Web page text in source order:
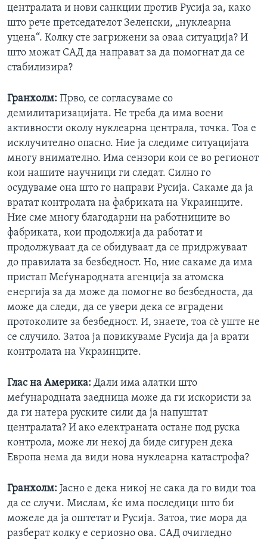
централата и нови санкции против Русија за, како
што рече претседателот Зеленски, „нуклеарна
уцена“. Колку сте загрижени за оваа ситуација? И
што можат САД да направат за да помогнат да се
стабилизира?
Гранхолм: Прво, се согласуваме со
демилитаризацијата. Не треба да има воени
активности околу нуклеарна централа, точка. Тоа е
исклучително опасно. Ние ја следиме ситуацијата
многу внимателно. Има сензори кои се во регионот
кои нашите научници ги следат. Силно го
осудуваме она што го направи Русија. Сакаме да ја
вратат контролата на фабриката на Украинците.
Ние сме многу благодарни на работниците во
фабриката, кои продолжија да работат и
продолжуваат да се обидуваат да се придржуваат
до правилата за безбедност. Но, ние сакаме да има
пристап Меѓународната агенција за атомска
енергија за да може да помогне во безбедноста, да
може да следи, да се увери дека се вградени
протоколите за безбедност. И, знаете, тоа сè уште не
се случило. Затоа ја повикуваме Русија да ја врати
контролата на Украинците.
Глас на Америка: Дали има алатки што
меѓународната заедница може да ги искористи за
да ги натера руските сили да ја напуштат
централата? И ако електраната остане под руска
контрола, може ли некој да биде сигурен дека
Европа нема да види нова нуклеарна катастрофа?
Гранхолм: Јасно е дека никој не сака да го види тоа
да се случи. Мислам, ќе има последици што би
можеле да ја оштетат и Русија. Затоа, тие мора да
разберат колку е сериозно ова. САД очигледно